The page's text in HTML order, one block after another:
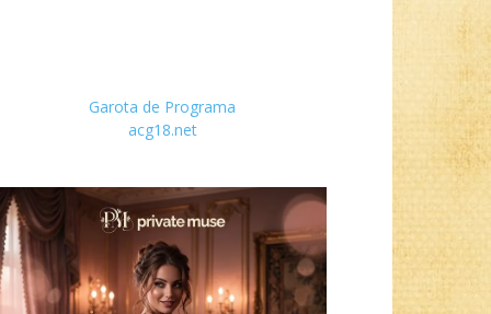
Garota de Programa
acg18.net